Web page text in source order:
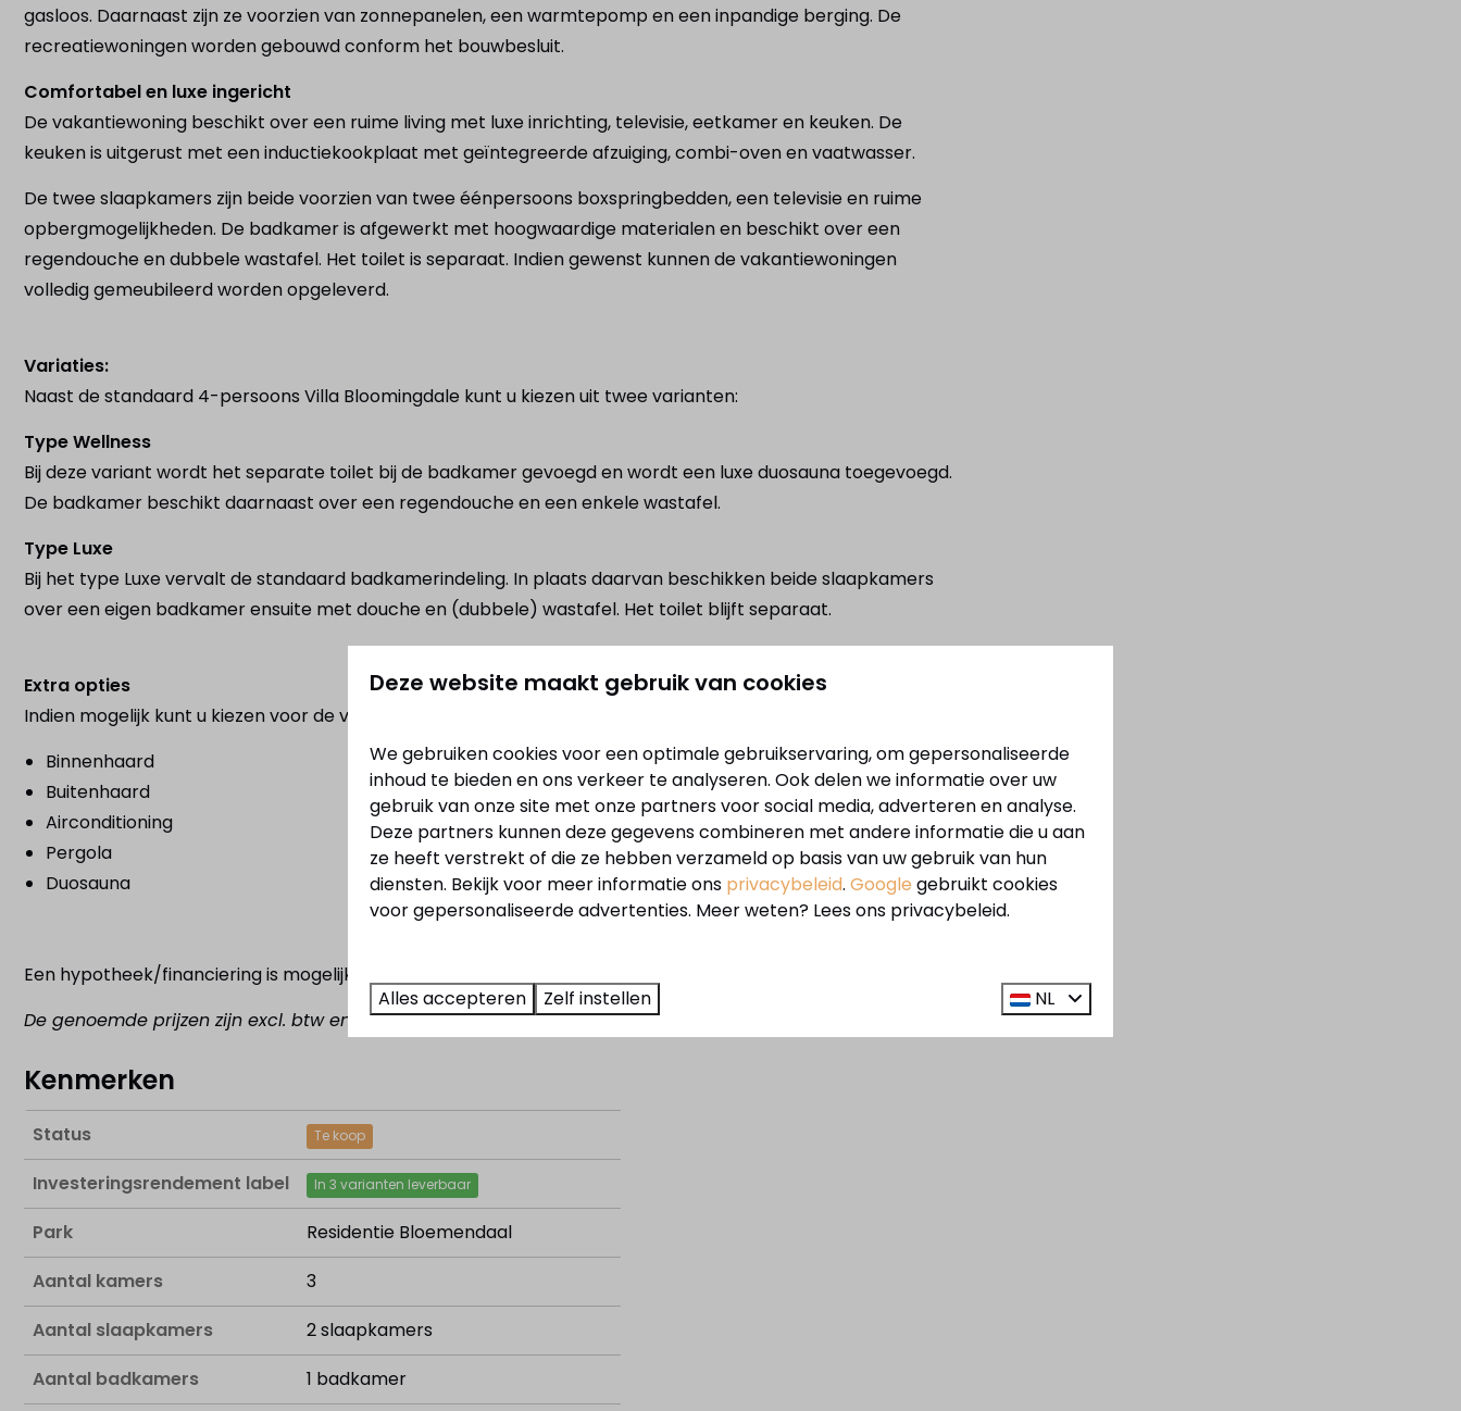
gasloos. Daarnaast zijn ze voorzien van zonnepanelen, een warmtepomp en een inpandige berging. De
recreatiewoningen worden gebouwd conform het bouwbesluit.
Comfortabel en luxe ingericht
De vakantiewoning beschikt over een ruime living met luxe inrichting, televisie, eetkamer en keuken. De
keuken is uitgerust met een inductiekookplaat met geïntegreerde afzuiging, combi-oven en vaatwasser.
De twee slaapkamers zijn beide voorzien van twee éénpersoons boxspringbedden, een televisie en ruime
opbergmogelijkheden. De badkamer is afgewerkt met hoogwaardige materialen en beschikt over een
regendouche en dubbele wastafel. Het toilet is separaat. Indien gewenst kunnen de vakantiewoningen
volledig gemeubileerd worden opgeleverd.
Variaties:
Naast de standaard 4-persoons Villa Bloomingdale kunt u kiezen uit twee varianten:
Type Wellness
Bij deze variant wordt het separate toilet bij de badkamer gevoegd en wordt een luxe duosauna toegevoegd.
De badkamer beschikt daarnaast over een regendouche en een enkele wastafel.
Type Luxe
Bij het type Luxe vervalt de standaard badkamerindeling. In plaats daarvan beschikken beide slaapkamers
over een eigen badkamer ensuite met douche en (dubbele) wastafel. Het toilet blijft separaat.
Extra opties
Indien mogelijk kunt u kiezen voor de volgende aanvullende opties:
Binnenhaard
Buitenhaard
Airconditioning
Pergola
Duosauna
Een hypotheek/financiering is mogelijk, vraag naar de voorwaarden.
De genoemde prijzen zijn excl. btw en
inclusief kavelen u betaaltgeenoverdrachtsbelasting
Kenmerken
Status Te koop
Investeringsrendement label In 3 varianten leverbaar
Park
Residentie Bloemendaal
Aantal kamers
3
Aantal slaapkamers
2 slaapkamers
Aantal badkamers
1 badkamer
Deze website maakt gebruik van cookies
We gebruiken cookies voor een optimale gebruikservaring, om gepersonaliseerde
inhoud te bieden en ons verkeer te analyseren. Ook delen we informatie over uw
gebruik van onze site met onze partners voor social media, adverteren en analyse.
Deze partners kunnen deze gegevens combineren met andere informatie die u aan
ze heeft verstrekt of die ze hebben verzameld op basis van uw gebruik van hun
diensten. Bekijk voor meer informatie ons privacybeleid. Google gebruikt cookies
voor gepersonaliseerde advertenties. Meer weten? Lees ons privacybeleid.
Alles accepteren Zelf instellen NL